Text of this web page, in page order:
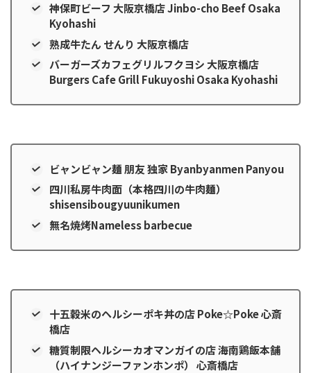
神保町ビーフ 大阪京橋店 Jinbo-cho Beef Osaka
Kyohashi
熟成牛たん せんり 大阪京橋店
バーガーズカフェグリルフクヨシ 大阪京橋店
Burgers Cafe Grill Fukuyoshi Osaka Kyohashi
ビャンビャン麺 朋友 独家 Byanbyanmen Panyou
四川私房牛肉面（本格四川の牛肉麺）
shisensibougyuunikumen
無名焼烤Nameless barbecue
十五穀米のヘルシーポキ丼の店 Poke☆Poke 心斎
橋店
糖質制限ヘルシーカオマンガイの店 海南鶏飯本舗
（ハイナンジーファンホンポ） 心斎橋店